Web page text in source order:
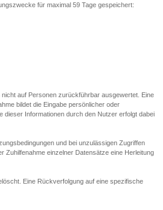
für maximal 59 Tage gespeichert:
auf Personen zurückführbar ausgewertet. Eine
bildet die Eingabe persönlicher oder
dieser Informationen durch den Nutzer erfolgt dabei
und bei unzulässigen Zugriffen
einzelner Datensätze eine Herleitung
Eine Rückverfolgung auf eine spezifische